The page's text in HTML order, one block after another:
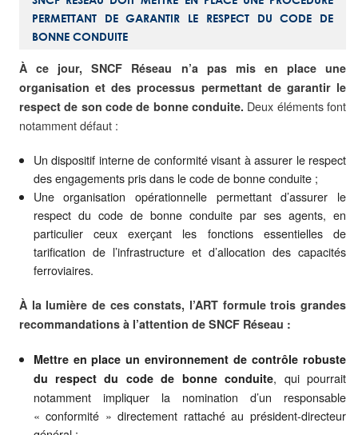
PERMETTANT DE GARANTIR LE RESPECT DU CODE DE
BONNE CONDUITE
À ce jour, SNCF Réseau n’a pas mis en place une
organisation et des processus permettant de garantir le
respect de son code de bonne conduite. Deux éléments font
notamment défaut :
Un dispositif interne de conformité visant à assurer le respect
des engagements pris dans le code de bonne conduite ;
Une organisation opérationnelle permettant d’assurer le
respect du code de bonne conduite par ses agents, en
particulier ceux exerçant les fonctions essentielles de
tarification de l’infrastructure et d’allocation des capacités
ferroviaires.
À la lumière de ces constats, l’ART formule trois grandes
recommandations à l’attention de SNCF Réseau :
Mettre en place un environnement de contrôle robuste
du respect du code de bonne conduite, qui pourrait
notamment impliquer la nomination d’un responsable
« conformité » directement rattaché au président-directeur